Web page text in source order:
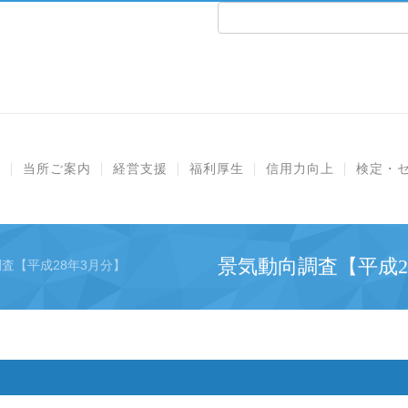
当所ご案内 経営支援 福利厚生 信用力向上 検定・
【平成28年3月分】 景気動向調査【平成